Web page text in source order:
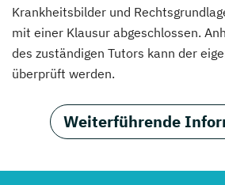
Krankheitsbilder und
mit einer Klausur abgeschlossen.
des zuständigen Tutors kann der
überprüft werden.
Weiterführende